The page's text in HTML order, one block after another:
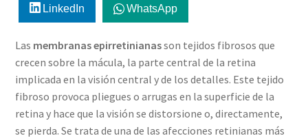
LinkedIn WhatsApp
Las membranas epirretinianasson tejidos fibrosos que
crecen sobre la mácula, la parte central de la retina
implicada en la visión central y de los detalles. Este tejido
fibroso provoca pliegues o arrugas en la superficie de la
retina y hace que la visión se distorsione o, directamente,
se pierda. Se trata de una de las afecciones retinianas más